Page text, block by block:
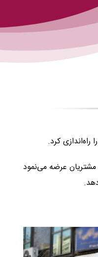
مشتریان عرضه می‌نمود